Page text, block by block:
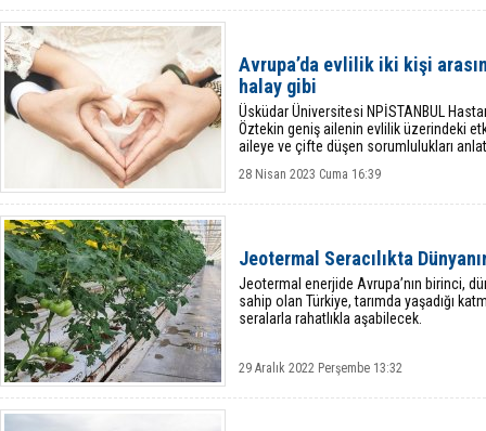
Avrupa’da evlilik iki kişi
halay gibi
Üsküdar Üniversitesi NPİSTANBUL
Öztekin geniş ailenin evlilik üzerindeki
aileye ve çifte düşen sorumlulukları
28 Nisan 2023 Cuma 16:39
Jeotermal Seracılıkta
Jeotermal enerjide Avrupa’nın birinci,
sahip olan Türkiye, tarımda yaşadığı
seralarla rahatlıkla aşabilecek.
29 Aralık 2022 Perşembe 13:32